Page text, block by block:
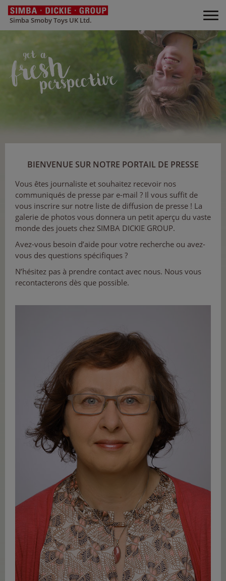
Simba Smoby Toys UK Ltd.
BIENVENUE SUR NOTRE PORTAIL DE PRESSE
Vous êtes journaliste et souhaitez recevoir nos
communiqués de presse par e-mail ? Il vous suffit de
vous inscrire sur notre liste de diffusion de presse ! La
galerie de photos vous donnera un petit aperçu du vaste
monde des jouets chez SIMBA DICKIE GROUP.
Avez-vous besoin d’aide pour votre recherche ou avez-
vous des questions spécifiques ?
N’hésitez pas à prendre contact avec nous. Nous vous
recontacterons dès que possible.